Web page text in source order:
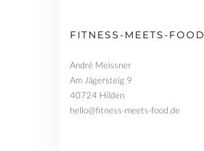
FITNESS-MEETS-FOOD
André Meissner
Am Jägersteig 9
40724 Hilden
hello@fitness-meets-food.de